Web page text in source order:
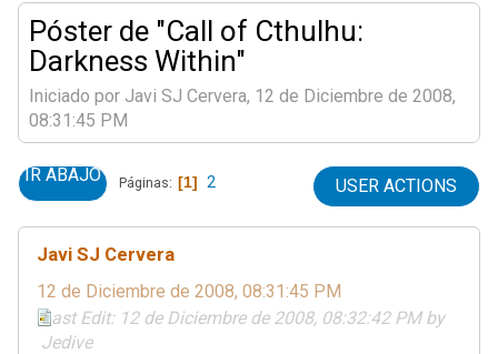
Póster de "Call of Cthulhu:
Darkness Within"
Iniciado por Javi SJ Cervera, 12 de Diciembre de 2008,
08:31:45 PM
IR ABAJO Páginas 1 2 USER ACTIONS
Javi SJ Cervera
12 de Diciembre de 2008, 08:31:45 PM
Last Edit: 12 de Diciembre de 2008, 08:32:42 PM by
Jedive